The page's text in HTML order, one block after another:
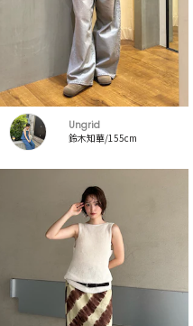
Ungrid
鈴木知華/155cm